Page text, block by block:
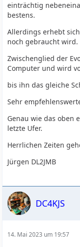
einträchtig
bestens.
Allerdings erhebt
noch gebraucht
Zwischenglied der
Computer und wird
bis ihn das gleiche
Sehr
Genau wie das oben
letzte Ufer.
Herrlichen Zeiten
Jürgen DL2JMB
DC4KJS
14. Mai 2023 um 19:57